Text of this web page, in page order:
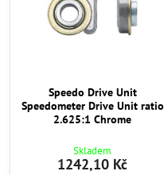
Speedo Drive Unit
Speedometer Drive Unit ratio
2.625:1 Chrome
Skladem
1242,10 Kč